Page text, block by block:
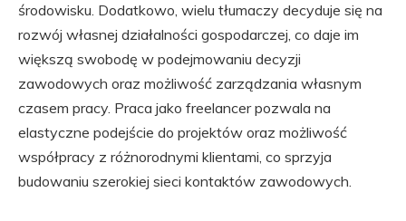
środowisku. Dodatkowo, wielu tłumaczy decyduje się na
rozwój własnej działalności gospodarczej, co daje im
większą swobodę w podejmowaniu decyzji
zawodowych oraz możliwość zarządzania własnym
czasem pracy. Praca jako freelancer pozwala na
elastyczne podejście do projektów oraz możliwość
współpracy z różnorodnymi klientami, co sprzyja
budowaniu szerokiej sieci kontaktów zawodowych.